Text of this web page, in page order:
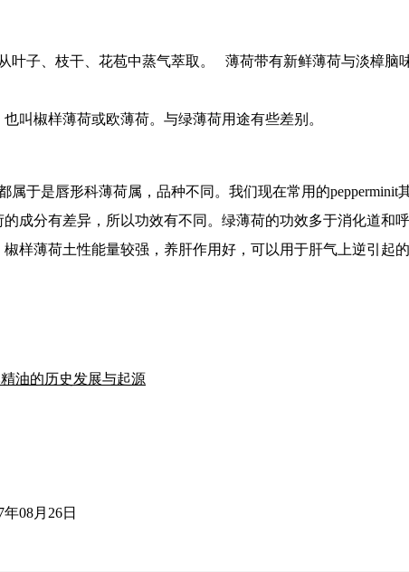
叶子、枝干、花苞中蒸气萃取。 薄荷带有新鲜薄荷与淡樟
叫椒样薄荷或欧薄荷。与绿薄荷用途有些差别。
于是唇形科薄荷属，品种不同。我们现在常用的
成分有差异，所以功效有不同。绿薄荷的功效多于消化道和
样薄荷土性能量较强，养肝作用好，可以用于肝气上逆引起
油的历史发展与起源
年08月26日